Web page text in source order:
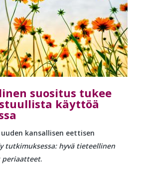
suositus tukee
käyttöä
kansallisen eettisen
tutkimuksessa: hyvä tieteellinen
periaatteet.